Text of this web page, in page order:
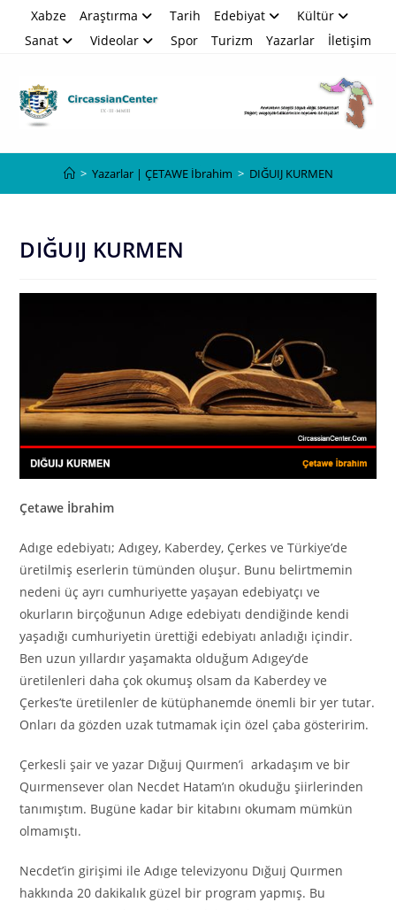
Xabze Araştırma Tarih Edebiyat
Kültür
Sanat
Videolar Spor Turizm Yazarlar İletişim
> Yazarlar | ÇETAWE İbrahim > DIĞUIJ KURMEN
DIĞUIJ KURMEN
Çetawe İbrahim
Adıge edebiyatı; Adıgey, Kaberdey, Çerkes ve Türkiye’de
üretilmiş eserlerin tümünden oluşur. Bunu belirtmemin
nedeni üç ayrı cumhuriyette yaşayan edebiyatçı ve
okurların birçoğunun Adıge edebiyatı dendiğinde kendi
yaşadığı cumhuriyetin ürettiği edebiyatı anladığı içindir.
Ben uzun yıllardır yaşamakta olduğum Adıgey’de
üretilenleri daha çok okumuş olsam da Kaberdey ve
Çerkes’te üretilenler de kütüphanemde önemli bir yer tutar.
Onları da gözden uzak tutmamak için özel çaba gösteririm.
Çerkesli şair ve yazar Dığuıj Quırmen’i arkadaşım ve bir
Quırmensever olan Necdet Hatam’ın okuduğu şiirlerinden
tanımıştım. Bugüne kadar bir kitabını okumam mümkün
olmamıştı.
Necdet’in girişimi ile Adıge televizyonu Dığuıj Quırmen
hakkında 20 dakikalık güzel bir program yapmış. Bu